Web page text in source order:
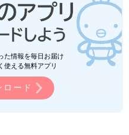
た情報を毎日お届け
使える無料アプリ
ード